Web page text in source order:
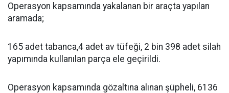
Operasyon kapsamında yakalanan bir araçta yapılan
aramada;
165 adet tabanca,4 adet av tüfeği, 2 bin 398 adet silah
yapımında kullanılan parça ele geçirildi.
Operasyon kapsamında gözaltına alınan şüpheli, 6136